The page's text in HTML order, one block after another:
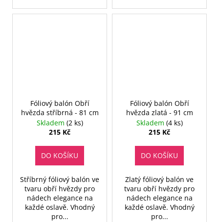
Fóliový balón Obří
hvězda stříbrná - 81 cm
Skladem (2 ks)
215 Kč
DO KOŠÍKU
Stříbrný fóliový balón ve
tvaru obří hvězdy pro
nádech elegance na
každé oslavě. Vhodný
pro...
Fóliový balón Obří
hvězda zlatá - 91 cm
Skladem (4 ks)
215 Kč
DO KOŠÍKU
Zlatý fóliový balón ve
tvaru obří hvězdy pro
nádech elegance na
každé oslavě. Vhodný
pro...